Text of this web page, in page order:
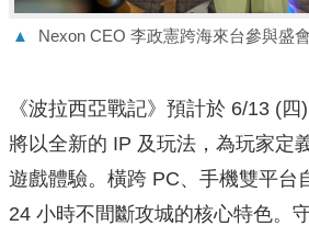
▲ Nexon CEO 李政憲跨海來台參與盛會
《波拉西亞戰記》預計於 6/13 (四
將以全新的 IP 及玩法，為玩家定
遊戲體驗。橫跨 PC、手機雙平台
24 小時不間斷攻城的核心特色。